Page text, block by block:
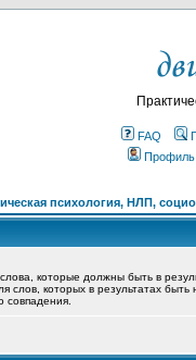
FAQ
Профиль
психология, НЛП,
которые должны быть в
слов, которых в результатах
совпадения.